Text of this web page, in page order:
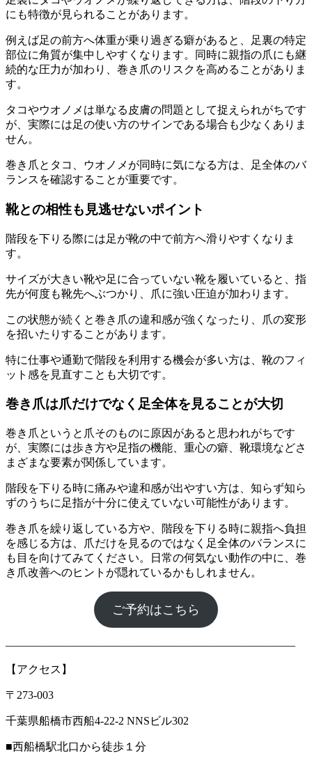
にも特徴が見られることがあります。
例えば足の前方へ体重が乗り過ぎる癖があると、足裏の特定
部位に角質が集中しやすくなります。同時に親指の爪にも継
続的な圧力が加わり、巻き爪のリスクを高めることがありま
す。
タコやウオノメは単なる皮膚の問題として捉えられがちです
が、実際には足の使い方のサインである場合も少なくありま
せん。
巻き爪とタコ、ウオノメが同時に気になる方は、足全体のバ
ランスを確認することが重要です。
靴との相性も見逃せないポイント
階段を下りる際には足が靴の中で前方へ滑りやすくなりま
す。
サイズが大きい靴や足に合っていない靴を履いていると、指
先が何度も靴先へぶつかり、爪に強い圧迫が加わります。
この状態が続くと巻き爪の違和感が強くなったり、爪の変形
を招いたりすることがあります。
特に仕事や通勤で階段を利用する機会が多い方は、靴のフィ
ット感を見直すことも大切です。
巻き爪は爪だけでなく足全体を見ることが大切
巻き爪というと爪そのものに原因があると思われがちです
が、実際には歩き方や足指の機能、重心の癖、靴環境などさ
まざまな要素が関係しています。
階段を下りる時に痛みや違和感が出やすい方は、知らず知ら
ずのうちに足指が十分に使えていない可能性があります。
巻き爪を繰り返している方や、階段を下りる時に親指へ負担
を感じる方は、爪だけを見るのではなく足全体のバランスに
も目を向けてみてください。日常の何気ない動作の中に、巻
き爪改善へのヒントが隠れているかもしれません。
ご予約はこちら
――――――――――――――――――――――――――
【アクセス】
〒273-003
千葉県船橋市西船4-22-2 NNSビル302
■西船橋駅北口から徒歩１分